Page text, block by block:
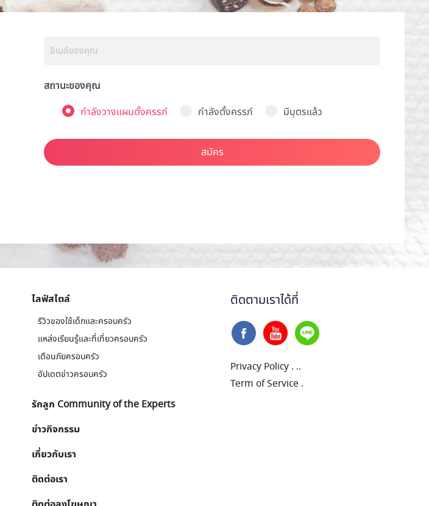
สถานะของคุณ
กำลังวางแผนตั้งครรภ์
กำลังตั้งครรภ์ มีบุตรแล้ว
สมัคร
ไลฟ์สไตล์
รีวิวของใช้เด็กและครอบครัว
แหล่งเรียนรู้และที่เที่ยวครอบครัว
เตือนภัยครอบครัว
อัปเดตข่าวครอบครัว
รักลูก Community of the Experts
ข่าวกิจกรรม
เกี่ยวกับเรา
ติดต่อเรา
ติดตามเราได้ที่
Privacy Policy . ..
Term of Service .